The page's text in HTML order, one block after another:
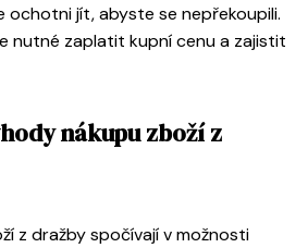
ochotni jít, abyste se nepřekoupili.
nutné zaplatit kupní cenu a zajistit
nákupu zboží z
z dražby spočívají v možnosti